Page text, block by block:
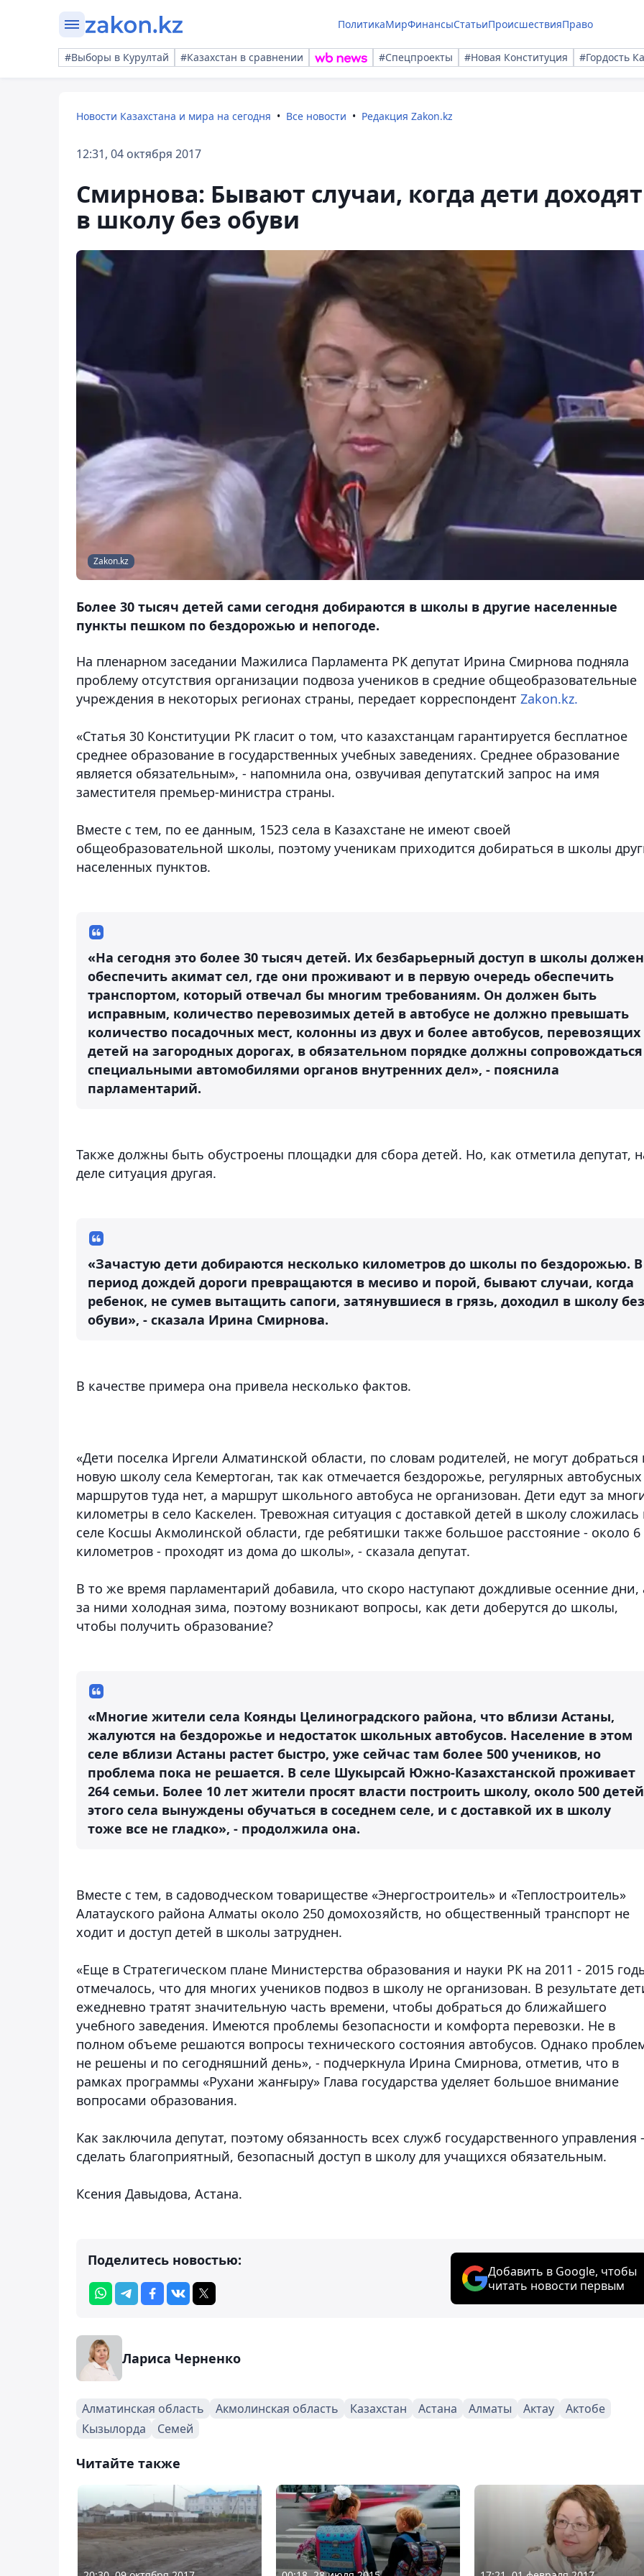
ПолитикаМирФинансыСтатьиПроисшествияПраво
#Выборы в Курултай #Казахстан в сравнении #Спецпроекты #Новая Конституция #Гордость
Новости Казахстана и мира на сегодня Все новости Редакция Zakon.kz
12:31, 04 октября 2017
Смирнова: Бывают случаи, когда дети доходят
в школу без обуви
Zakon.kz
Более 30 тысяч детей сами сегодня добираются в школы в другие населенные
пункты пешком по бездорожью и непогоде.
На пленарном заседании Мажилиса Парламента РК депутат Ирина Смирнова подняла
проблему отсутствия организации подвоза учеников в средние общеобразовательные
учреждения в некоторых регионах страны, передает корреспондент Zakon.kz.
«Статья 30 Конституции РК гласит о том, что казахстанцам гарантируется бесплатное
среднее образование в государственных учебных заведениях. Среднее образование
является обязательным», - напомнила она, озвучивая депутатский запрос на имя
заместителя премьер-министра страны.
Вместе с тем, по ее данным, 1523 села в Казахстане не имеют своей
общеобразовательной школы, поэтому ученикам приходится добираться в школы
населенных пунктов.
«На сегодня это более 30 тысяч детей. Их безбарьерный доступ в школы должен
обеспечить акимат сел, где они проживают и в первую очередь обеспечить
транспортом, который отвечал бы многим требованиям. Он должен быть
исправным, количество перевозимых детей в автобусе не должно превышать
количество посадочных мест, колонны из двух и более автобусов, перевозящих
детей на загородных дорогах, в обязательном порядке должны сопровождаться
специальными автомобилями органов внутренних дел», - пояснила
парламентарий.
Также должны быть обустроены площадки для сбора детей. Но, как отметила депутат,
деле ситуация другая.
«Зачастую дети добираются несколько километров до школы по бездорожью. В
период дождей дороги превращаются в месиво и порой, бывают случаи, когда
ребенок, не сумев вытащить сапоги, затянувшиеся в грязь, доходил в школу без
обуви», - сказала Ирина Смирнова.
В качестве примера она привела несколько фактов.
«Дети поселка Иргели Алматинской области, по словам родителей, не могут добраться
новую школу села Кемертоган, так как отмечается бездорожье, регулярных автобусных
маршрутов туда нет, а маршрут школьного автобуса не организован. Дети едут за
километры в село Каскелен. Тревожная ситуация с доставкой детей в школу сложилась
селе Косшы Акмолинской области, где ребятишки также большое расстояние - около 6
километров - проходят из дома до школы», - сказала депутат.
В то же время парламентарий добавила, что скоро наступают дождливые осенние дни,
за ними холодная зима, поэтому возникают вопросы, как дети доберутся до школы,
чтобы получить образование?
«Многие жители села Коянды Целиноградского района, что вблизи Астаны,
жалуются на бездорожье и недостаток школьных автобусов. Население в этом
селе вблизи Астаны растет быстро, уже сейчас там более 500 учеников, но
проблема пока не решается. В селе Шукырсай Южно-Казахстанской проживает
264 семьи. Более 10 лет жители просят власти построить школу, около 500 детей
этого села вынуждены обучаться в соседнем селе, и с доставкой их в школу
тоже все не гладко», - продолжила она.
Вместе с тем, в садоводческом товариществе «Энергостроитель» и «Теплостроитель»
Алатауского района Алматы около 250 домохозяйств, но общественный транспорт не
ходит и доступ детей в школы затруднен.
«Еще в Стратегическом плане Министерства образования и науки РК на 2011 - 2015
отмечалось, что для многих учеников подвоз в школу не организован. В результате
ежедневно тратят значительную часть времени, чтобы добраться до ближайшего
учебного заведения. Имеются проблемы безопасности и комфорта перевозки. Не в
полном объеме решаются вопросы технического состояния автобусов. Однако
не решены и по сегодняшний день», - подчеркнула Ирина Смирнова, отметив, что в
рамках программы «Рухани жанғыру» Глава государства уделяет большое внимание
вопросами образования.
Как заключила депутат, поэтому обязанность всех служб государственного управления -
сделать благоприятный, безопасный доступ в школу для учащихся обязательным.
Ксения Давыдова, Астана.
Поделитесь новостью:
Добавить в Google, чтобы
читать новости первым
Лариса Черненко
Алматинская область Акмолинская область Казахстан Астана Алматы Актау
Актобе
Кызылорда
Семей
Читайте также